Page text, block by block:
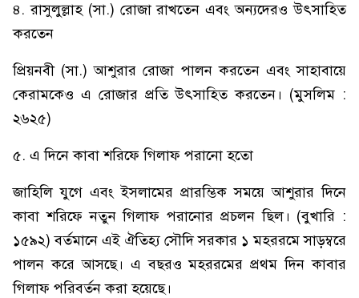
৪. রাসুলুল্লাহ (সা.) রোজা রাখতেন এবং অন্যদেরও উৎসাহিত
করতেন
প্রিয়নবী (সা.) আশুরার রোজা পালন করতেন এবং সাহাবায়ে
কেরামকেও এ রোজার প্রতি উৎসাহিত করতেন। (মুসলিম :
২৬২৫)
৫. এ দিনে কাবা শরিফে গিলাফ পরানো হতো
জাহিলি যুগে এবং ইসলামের প্রারম্ভিক সময়ে আশুরার দিনে
কাবা শরিফে নতুন গিলাফ পরানোর প্রচলন ছিল। (বুখারি :
১৫৯২) বর্তমানে এই ঐতিহ্য সৌদি সরকার ১ মহররমে সাড়ম্বরে
পালন করে আসছে। এ বছরও মহররমের প্রথম দিন কাবার
গিলাফ পরিবর্তন করা হয়েছে।